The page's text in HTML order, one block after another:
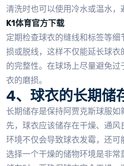
清洗时也可以使用冷水或温水，
K1体育官方下载
定期检查球衣的缝线和标签等
损或脱线，这样不仅能延长球
的完整性。在球场上尽量避免
衣的磨损。
4、球衣的长期储
长期储存是保持阿贾克斯球服
先，球衣应该储存在干燥、通
环境不仅会导致球衣发霉，还可
选择一个干燥的储物环境是非常